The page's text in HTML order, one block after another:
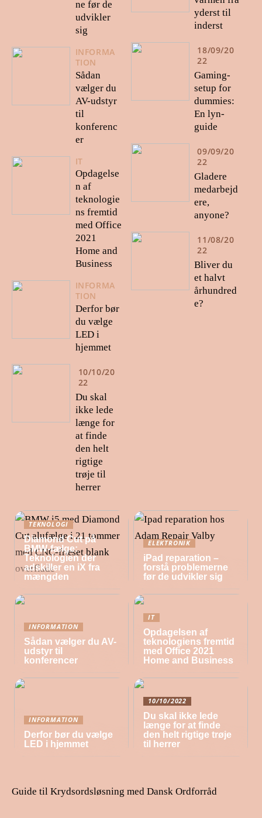
ne før de
udvikler
sig
INFORMA
TION
Sådan
vælger du
AV-udstyr
til
konferenc
er
IT
Opdagelse
n af
teknologie
ns fremtid
med Office
2021
Home and
Business
INFORMA
TION
Derfor bør
du vælge
LED i
hjemmet
10/10/20
22
Du skal
ikke lede
længe for
at finde
den helt
rigtige
trøje til
herrer
yderst til
inderst
18/09/20
22
Gaming-
setup for
dummies:
En lyn-
guide
09/09/20
22
Gladere
medarbejd
ere,
anyone?
11/08/20
22
Bliver du
et halvt
århundred
e?
TEKNOLOGI
Diamond Cut på
BMW-fælge:
Teknologien der
adskiller en iX fra
mængden
ELEKTRONIK
iPad reparation –
forstå problemerne
før de udvikler sig
INFORMATION
Sådan vælger du AV-
udstyr til
konferencer
IT
Opdagelsen af
teknologiens fremtid
med Office 2021
Home and Business
INFORMATION
Derfor bør du vælge
LED i hjemmet
10/10/2022
Du skal ikke lede
længe for at finde
den helt rigtige trøje
til herrer
Guide til Krydsordsløsning med Dansk Ordforråd